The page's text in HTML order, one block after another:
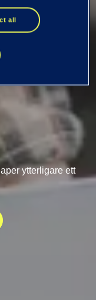
ytterligare ett
all